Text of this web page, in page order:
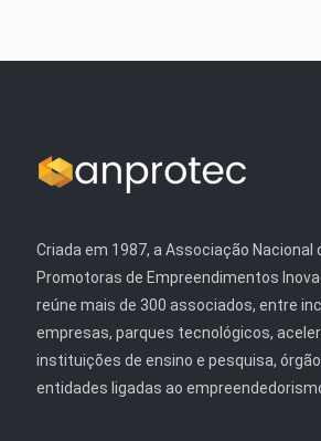
Criada em 1987, a Associação Nacional
Promotoras de Empreendimentos
reúne mais de 300 associados, entre
empresas, parques tecnológicos,
instituições de ensino e pesquisa,
entidades ligadas ao